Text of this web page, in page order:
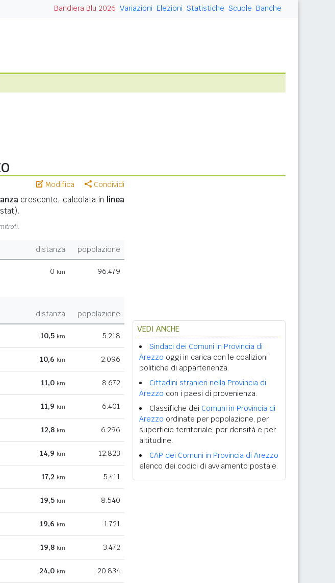
Bandiera Blu 2026 Variazioni Elezioni Statistiche Scuole Banche
Modifica Condividi
crescente, calcolata in linea
distanza popolazione
0 km 96.479
distanza popolazione
10,5 km 5.218
10,6 km 2.096
11,0 km 8.672
11,9 km 6.401
12,8 km 6.296
14,9 km 12.823
17,2 km 5.411
19,5 km 8.540
19,6 km 1.721
19,8 km 3.472
24,0 km 20.834
VEDI ANCHE
Sindaci dei Comuni in Provincia di
Arezzo oggi in carica con le coalizioni
politiche di appartenenza.
Cittadini stranieri nella Provincia di
Arezzo con i paesi di provenienza.
Classifiche dei Comuni in Provincia di
Arezzo ordinate per popolazione, per
superficie territoriale, per densità e per
altitudine.
CAP dei Comuni in Provincia di Arezzo
elenco dei codici di avviamento postale.